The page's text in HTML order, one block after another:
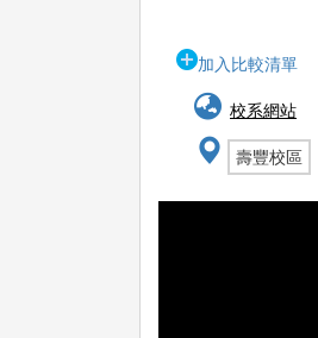
加入比較清單
校系網站
壽豐校區